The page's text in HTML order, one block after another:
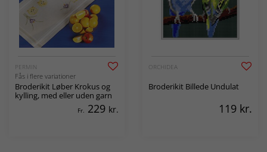
PERMIN
Fås i flere variationer
Broderikit Løber Krokus og
kylling, med eller uden garn
Fr. 229 kr.
ORCHIDEA
Broderikit Billede Undulat
119 kr.